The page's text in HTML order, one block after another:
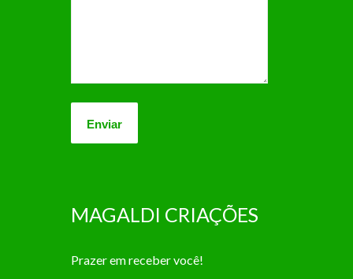
MAGALDI CRIAÇÕES
Prazer em receber você!